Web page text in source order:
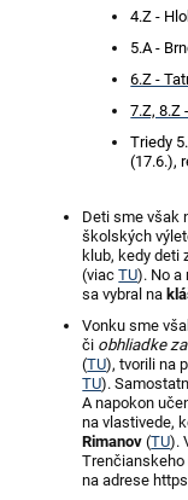
4.Z -
5.A -
6.Z -
7.Z, 8.Z
Triedy
(17.6.),
Deti sme však
školských
klub, kedy deti
(viacTU). No a
sa vybral na
Vonku sme
či obhliadke
(TU), tvorili na
TU).
A napokon
na vlastivede,
Rimanov (TU).
Trenčianskeho
na adrese